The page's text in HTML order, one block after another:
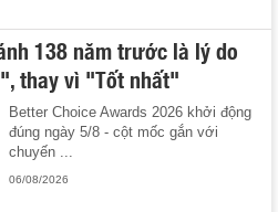
138 năm trước là lý do
thay vì "Tốt nhất"
Better Choice Awards 2026 khởi động
đúng ngày 5/8 - cột mốc gắn với
chuyến ...
06/08/2026